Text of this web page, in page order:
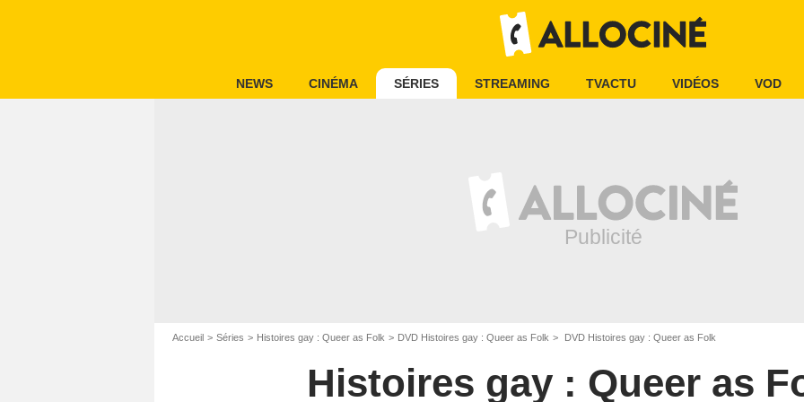
NEWS CINÉMA SÉRIES STREAMING TVACTU VIDÉOS VOD
Accueil Séries Histoires gay : Queer as Folk DVD Histoires gay : Queer as Folk DVD Histoires gay : Queer as Folk
Histoires gay : Queer as